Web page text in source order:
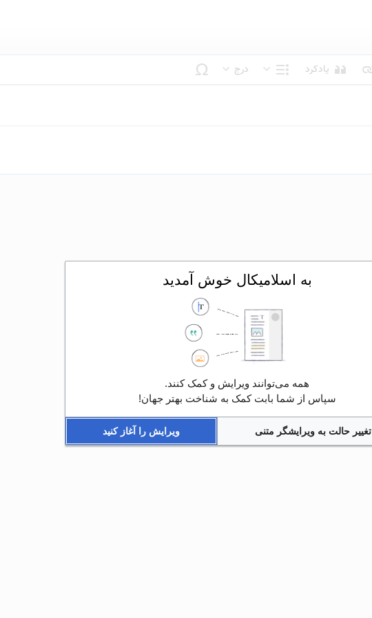
یادکرد
درج
به اسلامیکال خوش آمدید
همه می‌توانند ویرایش و کمک کنند.
سپاس از شما بابت کمک به شناخت بهتر جهان!
تغییر حالت به ویرایشگر متنی ویرایش را آغاز کنید